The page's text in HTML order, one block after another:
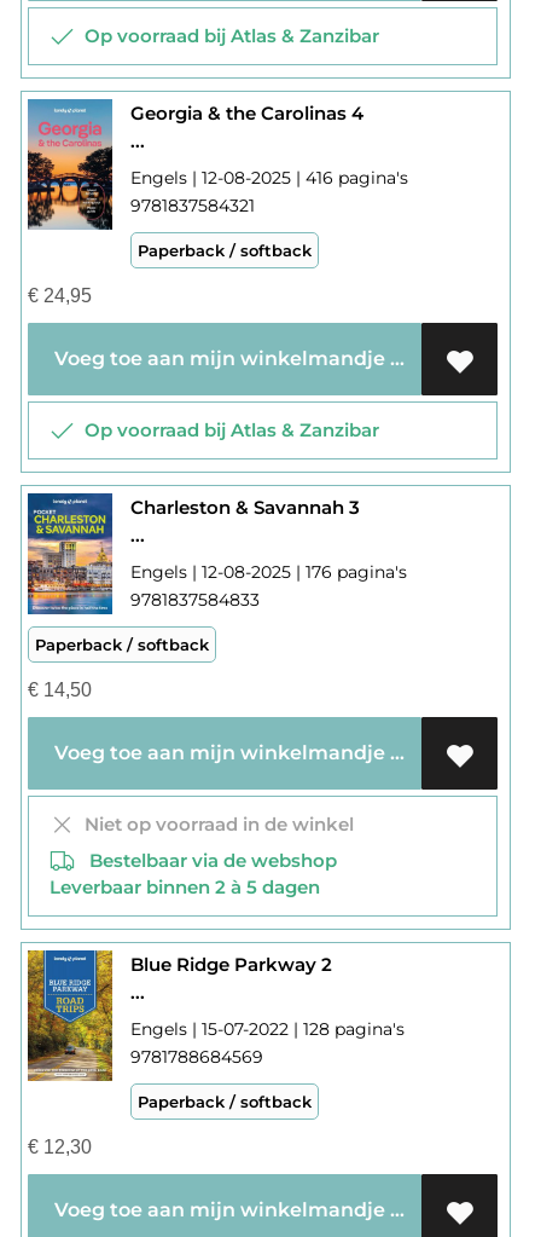
Op voorraad bij Atlas & Zanzibar
Georgia & the Carolinas 4
...
Engels | 12-08-2025 | 416 pagina's
9781837584321
Paperback / softback
€24,95
Voeg toe aan mijn winkelmandje
Op voorraad bij Atlas & Zanzibar
Charleston & Savannah 3
...
Engels | 12-08-2025 | 176 pagina's
9781837584833
Paperback / softback
€14,50
Voeg toe aan mijn winkelmandje
Niet op voorraad in de winkel
Bestelbaar via de webshop
Leverbaar binnen 2 à 5 dagen
Blue Ridge Parkway 2
...
Engels | 15-07-2022 | 128 pagina's
9781788684569
Paperback / softback
€12,30
Voeg toe aan mijn winkelmandje